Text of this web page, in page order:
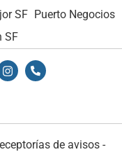
SF Puerto Negocios
SF
de avisos -